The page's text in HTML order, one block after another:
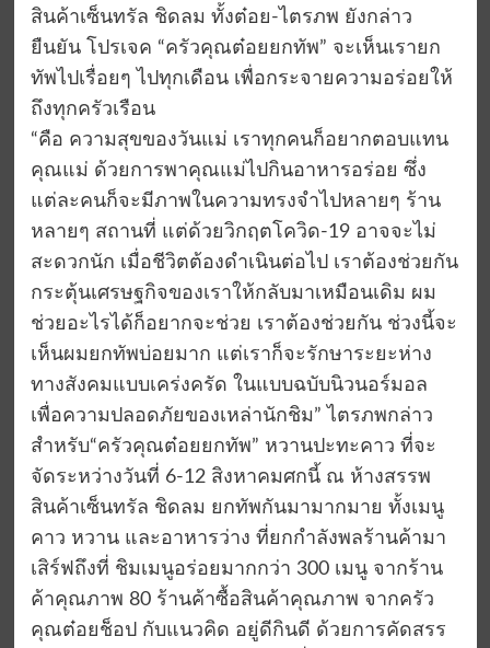
สินค้าเซ็นทรัล ชิดลม ทั้งต๋อย-ไตรภพ ยังกล่าว
ยืนยัน โปรเจค “ครัวคุณต๋อยยกทัพ” จะเห็นเรายก
ทัพไปเรื่อยๆ ไปทุกเดือน เพื่อกระจายความอร่อยให้
ถึงทุกครัวเรือน
“คือ ความสุขของวันแม่ เราทุกคนก็อยากตอบแทน
คุณแม่ ด้วยการพาคุณแม่ไปกินอาหารอร่อย ซึ่ง
แต่ละคนก็จะมีภาพในความทรงจำไปหลายๆ ร้าน
หลายๆ สถานที่ แต่ด้วยวิกฤตโควิด-19 อาจจะไม่
สะดวกนัก เมื่อชีวิตต้องดำเนินต่อไป เราต้องช่วยกัน
กระตุ้นเศรษฐกิจของเราให้กลับมาเหมือนเดิม ผม
ช่วยอะไรได้ก็อยากจะช่วย เราต้องช่วยกัน ช่วงนี้จะ
เห็นผมยกทัพบ่อยมาก แต่เราก็จะรักษาระยะห่าง
ทางสังคมแบบเคร่งครัด ในแบบฉบับนิวนอร์มอล
เพื่อความปลอดภัยของเหล่านักชิม” ไตรภพกล่าว
สำหรับ“ครัวคุณต๋อยยกทัพ” หวานปะทะคาว ที่จะ
จัดระหว่างวันที่ 6-12 สิงหาคมศกนี้ ณ ห้างสรรพ
สินค้าเซ็นทรัล ชิดลม ยกทัพกันมามากมาย ทั้งเมนู
คาว หวาน และอาหารว่าง ที่ยกกำลังพลร้านค้ามา
เสิร์ฟถึงที่ ชิมเมนูอร่อยมากกว่า 300 เมนู จากร้าน
ค้าคุณภาพ 80 ร้านค้าซื้อสินค้าคุณภาพ จากครัว
คุณต๋อยช็อป กับแนวคิด อยู่ดีกินดี ด้วยการคัดสรร